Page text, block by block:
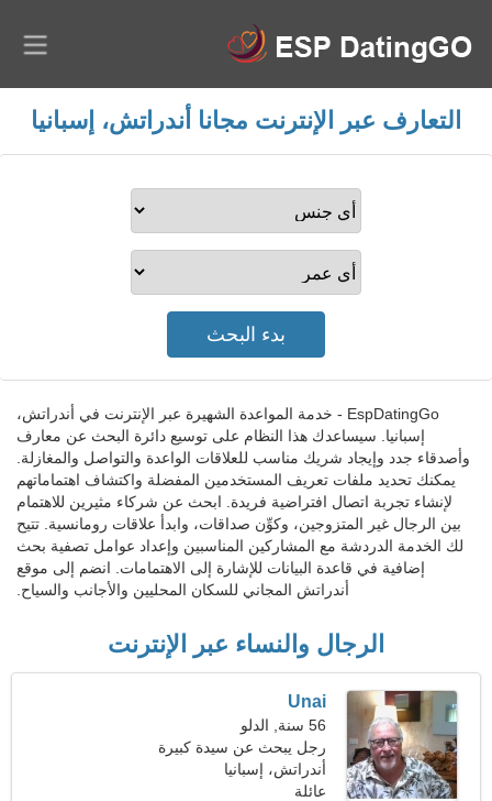
التعارف عبر الإنترنت مجانا أندراتش، إسبانيا
EspDatingGo - خدمة المواعدة الشهيرة عبر الإنترنت في أندراتش،
إسبانيا. سيساعدك هذا النظام على توسيع دائرة البحث عن معارف
وأصدقاء جدد وإيجاد شريك مناسب للعلاقات الواعدة والتواصل والمغازلة.
يمكنك تحديد ملفات تعريف المستخدمين المفضلة واكتشاف اهتماماتهم
لإنشاء تجربة اتصال افتراضية فريدة. ابحث عن شركاء مثيرين للاهتمام
بين الرجال غير المتزوجين، وكوِّن صداقات، وابدأ علاقات رومانسية. تتيح
لك الخدمة الدردشة مع المشاركين المناسبين وإعداد عوامل تصفية بحث
إضافية في قاعدة البيانات للإشارة إلى الاهتمامات. انضم إلى موقع
أندراتش المجاني للسكان المحليين والأجانب والسياح.
الرجال والنساء عبر الإنترنت
Unai
56 سنة, الدلو
رجل يبحث عن سيدة كبيرة
أندراتش، إسبانيا
عائلة